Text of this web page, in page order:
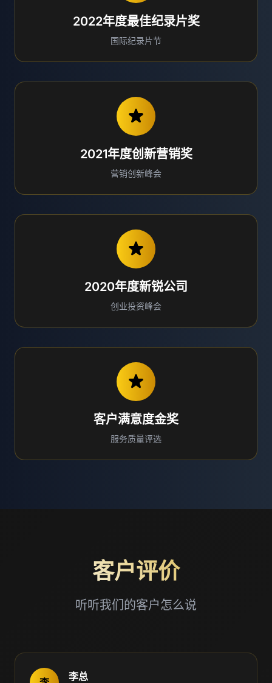
2022年度最佳纪录片奖
国际纪录片节
2021年度创新营销奖
营销创新峰会
2020年度新锐公司
创业投资峰会
客户满意度金奖
服务质量评选
客户评价
听听我们的客户怎么说
李总